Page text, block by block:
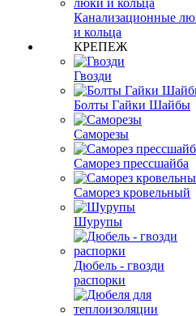
Канализационные
и кольца
КРЕПЕЖ
Гвозди
Болты Гайки Шайбы
Саморезы
Саморез прессшайба
Саморез кровельный
Шурупы
Дюбель - гвозди
распорки